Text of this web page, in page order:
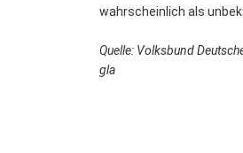
wahrscheinlich als
Quelle: Volksbund
gla